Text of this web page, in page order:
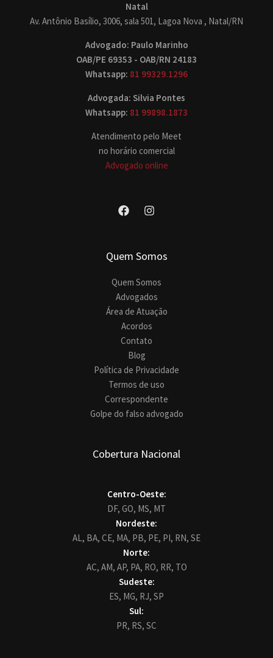
Natal
Av. Antônio Basílio, 3006, sala 501, Lagoa Nova , Natal/RN
Advogado: Paulo Marinho
OAB/PE 69353 - OAB/RN 24183
Whatsapp: 81 99329.1296
Advogada: Silvia Pontes
Whatsapp: 81 99898.1873
Atendimento pelo Meet
no horário comercial
Advogado online
Quem Somos
Quem Somos
Advogados
Área de Atuação
Acordos
Contato
Blog
Política de Privacidade
Termos de uso
Correspondente
Golpe do falso advogado
Cobertura Nacional
Centro-Oeste:
DF, GO, MS, MT
Nordeste:
AL, BA, CE, MA, PB, PE, PI, RN, SE
Norte:
AC, AM, AP, PA, RO, RR, TO
Sudeste:
ES, MG, RJ, SP
Sul:
PR, RS, SC